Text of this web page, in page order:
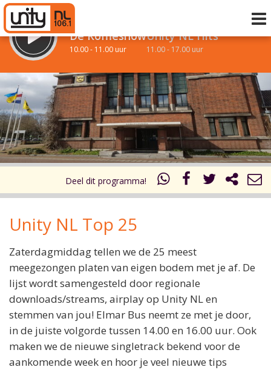
LUISTER LIVE:
De Koffieshow
10.00 - 11.00 uur
Unity NL Hits
11.00 - 17.00 uur
Vorig uur uur 1 van 0 Volgend uur
Inklappen
Deel dit programma!
Unity NL Top 25
Zaterdagmiddag tellen we de 25 meest
meegezongen platen van eigen bodem met je af. De
lijst wordt samengesteld door regionale
downloads/streams, airplay op Unity NL en
stemmen van jou! Elmar Bus neemt ze met je door,
in de juiste volgorde tussen 14.00 en 16.00 uur. Ook
maken we de nieuwe singletrack bekend voor de
aankomende week en hoor je veel nieuwe tips